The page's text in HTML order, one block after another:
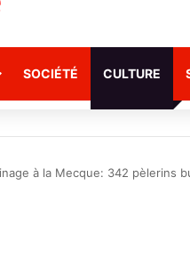
SOCIÉTÉ CULTURE
à la Mecque: 342 pèlerins